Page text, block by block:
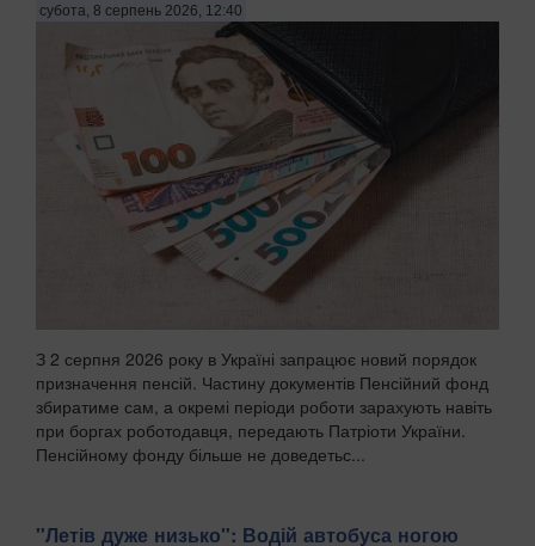
субота, 8 серпень 2026, 12:40
З 2 серпня 2026 року в Україні запрацює новий порядок
призначення пенсій. Частину документів Пенсійний фонд
збиратиме сам, а окремі періоди роботи зарахують навіть
при боргах роботодавця, передають Патріоти України.
Пенсійному фонду більше не доведетьс...
"Летів дуже низько": Водій автобуса ногою